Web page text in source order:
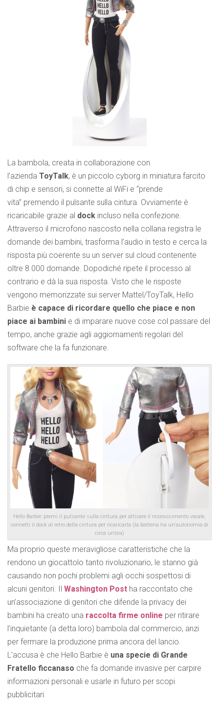
La bambola, creata in collaborazione con
l’azienda ToyTalk, è un piccolo cyborg in miniatura farcito
di chip e sensori, si connette al WiFi e “prende
vita” premendo il pulsante sulla cintura. Ovviamente è
ricaricabile grazie al dock incluso nella confezione.
Attraverso il microfono nascosto nella collana registra le
domande dei bambini, trasforma l’audio in testo e cerca la
risposta più coerente su un server sul cloud contenente
oltre 8.000 domande. Dopodiché ripete il processo al
contrario e dà la sua risposta. Visto che le risposte
vengono memorizzate sui server Mattel/ToyTalk, Hello
Barbie è capace di ricordare quello che piace e non
piace ai bambini e di imparare nuove cose col passare del
tempo, anche grazie agli aggiornamenti regolari del
software che la fa funzionare.
Hello Barbie: premi il pulsante sulla cintura per attivare il riconoscimento vocale,
connetti il dock al retro della cintura per ricaricarla (la batteria ha un’autonomia di
circa un’ora)
Ma proprio queste meravigliose caratteristiche che la
rendono un giocattolo tanto rivoluzionario, le stanno già
causando non pochi problemi agli occhi sospettosi di
alcuni genitori. Il Washington Post ha raccontato che
un’associazione di genitori che difende la privacy dei
bambini ha creato una raccolta firme online per ritirare
l’inquietante (a detta loro) bambola dal commercio, anzi
per fermare la produzione prima ancora del lancio.
L’accusa è che Hello Barbie è una specie di Grande
Fratello ficcanaso che fa domande invasive per carpire
informazioni personali e usarle in futuro per scopi
pubblicitari.